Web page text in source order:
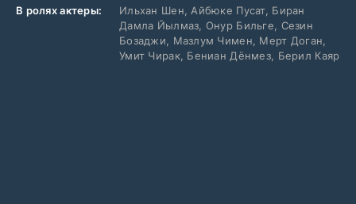
В ролях актеры:
Ильхан Шен, Айбюке Пусат, Биран
Дамла Йылмаз, Онур Бильге, Сезин
Бозаджи, Мазлум Чимен, Мерт Доган,
Умит Чирак, Бениан Дёнмез, Берил Каяр